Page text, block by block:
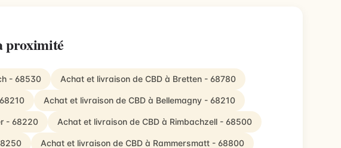
proximité
- 68530 Achat et livraison de CBD à Bretten - 68780
Achat et livraison de CBD à Bellemagny - 68210
- 68220 Achat et livraison de CBD à Rimbachzell - 68500
Achat et livraison de CBD à Rammersmatt - 68800